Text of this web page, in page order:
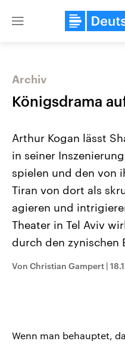
Close
USA
Aktuelle Beiträge, Analysen
Hintergründe
Wirtschaftlich und
gehören die Vereinigten
mit großem Einfluss auf das
Audio-Archiv
Archiv
Königsdrama
Arthur Kogan lässt
in seiner
spielen und den von
Tiran von dort als
agieren und
Theater in Tel Aviv
durch den zynischen
Von Christian Gampert |
Wenn man behauptet,